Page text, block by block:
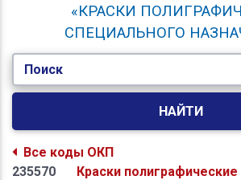
«КРАСКИ
СПЕЦИАЛЬНОГО
Поиск
НАЙТИ
Все коды ОКП
235570
Краски